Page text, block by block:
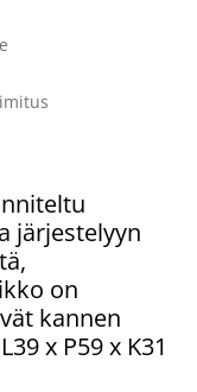
järjestelyyn
on
kannen
x P59 x K31